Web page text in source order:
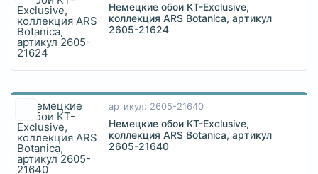
Немецкие обои KT-Exclusive,
коллекция ARS Botanica, артикул
2605-21624
артикул: 2605-21640
Немецкие обои KT-Exclusive,
коллекция ARS Botanica, артикул
2605-21640